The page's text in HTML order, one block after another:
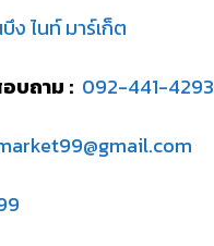
ง ไนท์ มาร์เก็ต
บถาม : 092-441-4293